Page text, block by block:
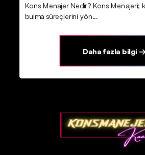
Kons Menajer Nedir? Kons Menajeri;
bulma süreçlerini yön...
Daha fazla bilgi